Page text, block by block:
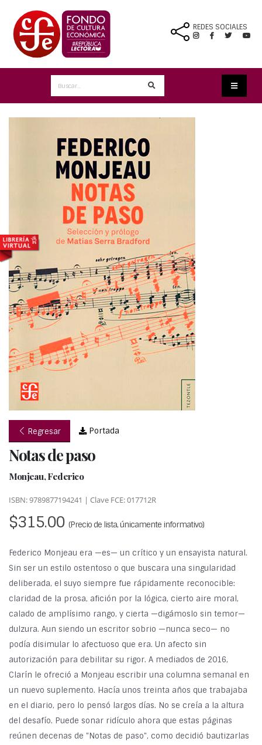
REDES SOCIALES
Regresar Portada
Notas de paso
Monjeau, Federico
ISBN: 9789877194241 | Clave FCE: 017712R
$315.00 (Precio de lista, únicamente informativo)
Federico Monjeau era —es— un crítico y un ensayista natural.
Sin ser un estilo ostentoso o que buscara una singularidad
deliberada, el suyo siempre fue rápidamente reconocible:
claridad de la prosa, afición por la lógica, cierto aire moral,
calado de amplísimo rango, y cierta —digámoslo sin temor—
dulzura. Aun siendo un escritor sobrio —nunca seco— no
podía disimular lo afectuoso que era. Un afecto sin
autorización para debilitar su rigor. A mediados de 2016,
Clarín le ofreció a Monjeau escribir una columna semanal en
un nuevo suplemento. Hacía unos treinta años que trabajaba
en el diario, pero lo pensó largos días. No se creía a la altura
del desafío. Puede sonar ridículo ahora que estas páginas
reúnen decenas de "Notas de paso", como decidió bautizarlas